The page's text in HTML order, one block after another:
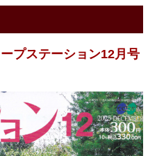
プステーション12月号